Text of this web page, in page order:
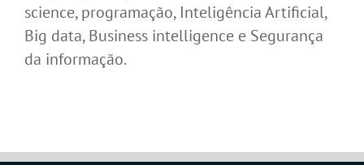
science, programação, Inteligência Artificial,
Big data, Business intelligence e Segurança
da informação.